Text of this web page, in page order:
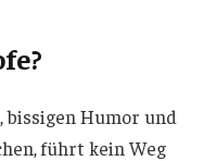
bissigen Humor und
führt kein Weg